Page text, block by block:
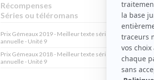
Récompenses
Séries ou téléromans
Prix Gémeaux 2019 - Meilleur texte série dramatique
annuelle - Unité 9
Prix Gémeaux 2018 - Meilleur texte série dramatique
annuelle - Unité 9